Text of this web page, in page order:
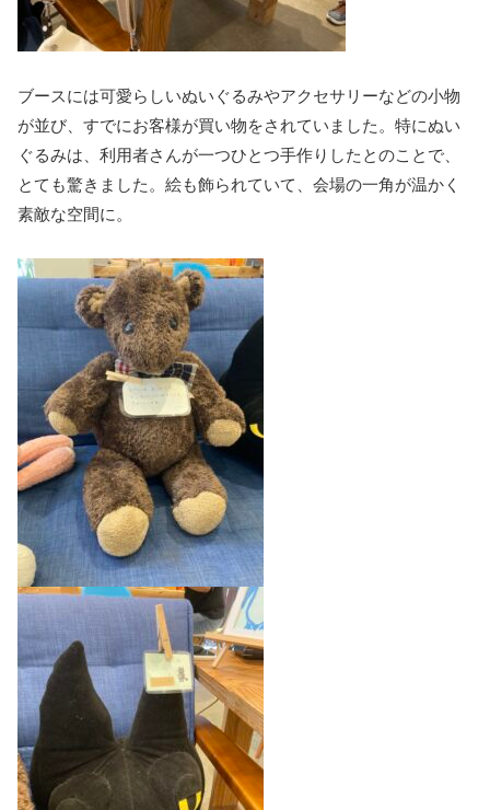
ブースには可愛らしいぬいぐるみやアクセサリーなどの小物
が並び、すでにお客様が買い物をされていました。特にぬい
ぐるみは、利用者さんが一つひとつ手作りしたとのことで、
とても驚きました。絵も飾られていて、会場の一角が温かく
素敵な空間に。